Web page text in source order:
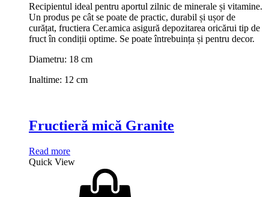
Recipientul ideal pentru aportul zilnic de minerale și vitamine.
Un produs pe cât se poate de practic, durabil și ușor de
curățat, fructiera Cer.amica asigură depozitarea oricărui tip de
fruct în condiții optime. Se poate întrebuința și pentru decor.
Diametru: 18 cm
Inaltime: 12 cm
Fructieră mică Granite
Read more
Quick View